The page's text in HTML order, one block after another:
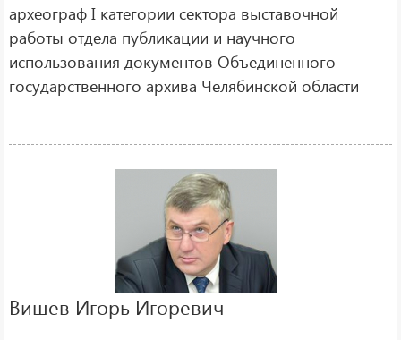
археограф I категории сектора выставочной
работы отдела публикации и научного
использования документов Объединенного
государственного архива Челябинской области
Вишев Игорь Игоревич